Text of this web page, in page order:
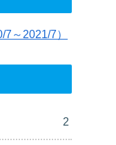
～2021/7）
2